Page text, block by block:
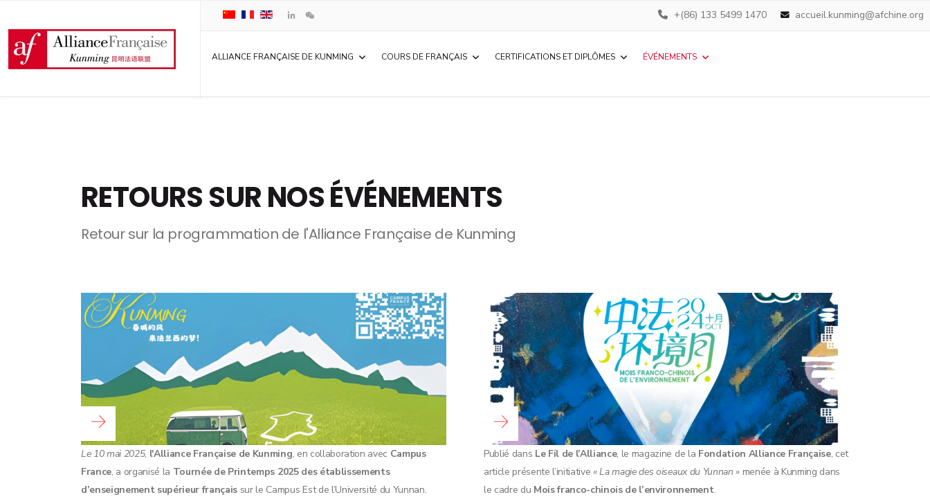
+(86) 133 5499 1470 accueil.kunming@afchine.org
ALLIANCE FRANÇAISE DE KUNMING COURS DE FRANÇAIS CERTIFICATIONS ET DIPLÔMES ÉVÉNEMENTS
RETOURS SUR NOS ÉVÉNEMENTS
Retour sur la programmation de l'Alliance Française de Kunming
Le 10 mai 2025, l'Alliance Française de Kunming, en collaboration avec Campus
France, a organisé la Tournée de Printemps 2025 des établissements
d’enseignement supérieur français sur le Campus Est de l’Université du Yunnan.
Publié dans Le Fil de l’Alliance, le magazine de la Fondation Alliance Française, cet
article présente l’initiative « La magie des oiseaux du Yunnan » menée à Kunming dans
le cadre du Mois franco-chinois de l’environnement.